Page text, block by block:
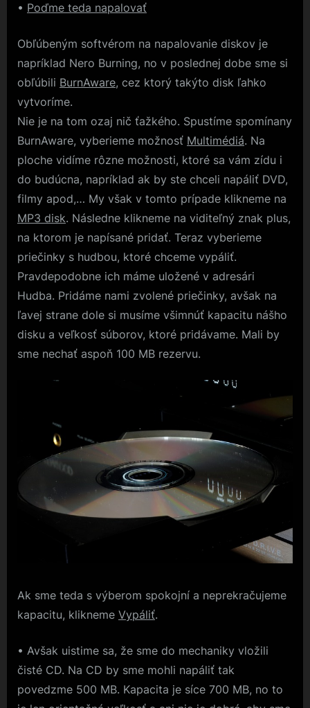
• Poďme teda napalovať
Obľúbeným softvérom na napalovanie diskov je
napríklad Nero Burning, no v poslednej dobe sme si
obľúbili BurnAware, cez ktorý takýto disk ľahko
vytvoríme.
Nie je na tom ozaj nič ťažkého. Spustíme spomínany
BurnAware, vyberieme možnosť Multimédiá. Na
ploche vidíme rôzne možnosti, ktoré sa vám zídu i
do budúcna, napríklad ak by ste chceli napáliť DVD,
filmy apod,… My však v tomto prípade klikneme na
MP3 disk. Následne klikneme na viditeľný znak plus,
na ktorom je napísané pridať. Teraz vyberieme
priečinky s hudbou, ktoré chceme vypáliť.
Pravdepodobne ich máme uložené v adresári
Hudba. Pridáme nami zvolené priečinky, avšak na
ľavej strane dole si musíme všimnúť kapacitu nášho
disku a veľkosť súborov, ktoré pridávame. Mali by
sme nechať aspoň 100 MB rezervu.
Ak sme teda s výberom spokojní a neprekračujeme
kapacitu, klikneme Vypáliť.
• Avšak uistime sa, že sme do mechaniky vložili
čisté CD. Na CD by sme mohli napáliť tak
povedzme 500 MB. Kapacita je síce 700 MB, no to